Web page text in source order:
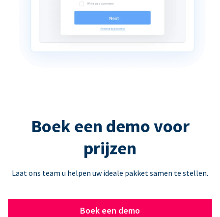
Boek een demo voor
prijzen
Laat ons team u helpen uw ideale pakket samen te stellen.
Boek een demo